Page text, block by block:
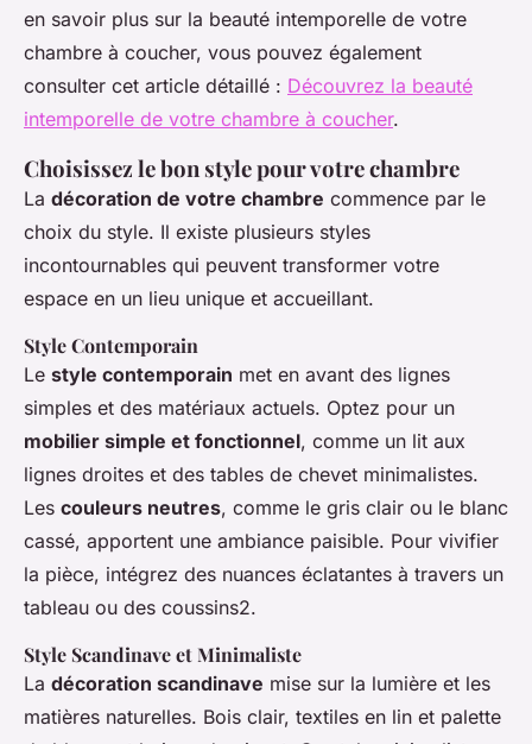
en savoir plus sur la beauté intemporelle de votre
chambre à coucher, vous pouvez également
consulter cet article détaillé : Découvrez la beauté
intemporelle de votre chambre à coucher.
Choisissez le bon style pour votre chambre
La décoration de votre chambre commence par le
choix du style. Il existe plusieurs styles
incontournables qui peuvent transformer votre
espace en un lieu unique et accueillant.
Style Contemporain
Le style contemporain met en avant des lignes
simples et des matériaux actuels. Optez pour un
mobilier simple et fonctionnel, comme un lit aux
lignes droites et des tables de chevet minimalistes.
Les couleurs neutres, comme le gris clair ou le blanc
cassé, apportent une ambiance paisible. Pour vivifier
la pièce, intégrez des nuances éclatantes à travers un
tableau ou des coussins2.
Style Scandinave et Minimaliste
La décoration scandinave mise sur la lumière et les
matières naturelles. Bois clair, textiles en lin et palette